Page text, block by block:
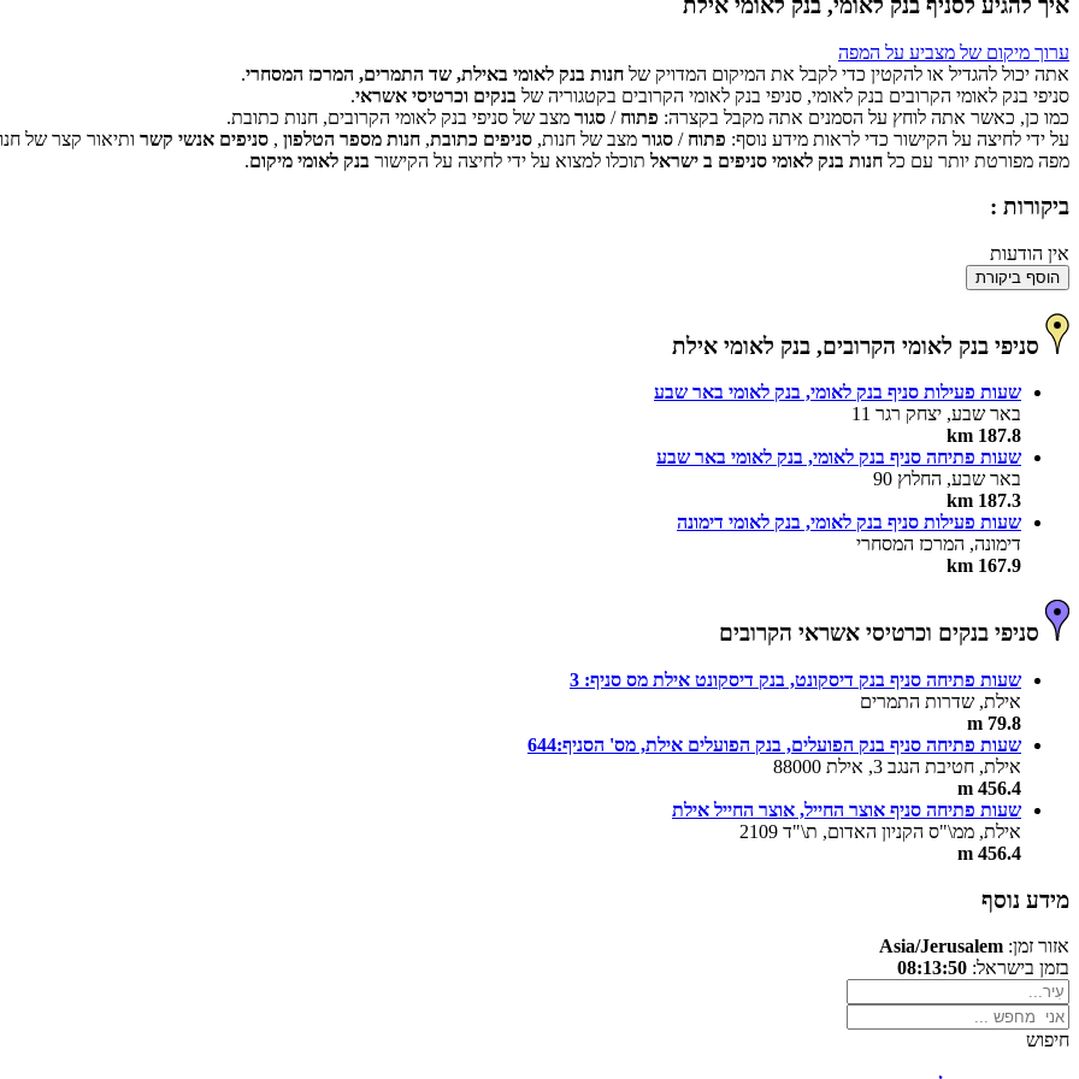
איך להגיע לסניף בנק לאומי, בנק לאומי אילת
‏דף זה לא יכול לטעון את מפות Google כראוי.
האם האתר הזה בבעלותך?
ערוך מיקום של מצביע על המפה
אתה יכול להגדיל או להקטין כדי לקבל את המיקום המדויק של חנות בנק לאומי באילת, שד התמרים, המרכז המסחרי.
סניפי בנק לאומי הקרובים בנק לאומי, סניפי בנק לאומי הקרובים בקטגוריה של בנקים וכרטיסי אשראי.
כמו כן, כאשר אתה לוחץ על הסמנים אתה מקבל בקצרה: פתוח / סגור מצב של סניפי בנק לאומי הקרובים, חנות כתובת.
על ידי לחיצה על הקישור כדי לראות מידע נוסף: פתוח / סגור מצב של חנות, סניפים כתובת, חנות מספר הטלפון , סניפים אנשי קשר ותיאור קצר של
מפה מפורטת יותר עם כל חנות בנק לאומי סניפים ב ישראל תוכלו למצוא על ידי לחיצה על הקישור בנק לאומי מיקום.
ביקורות :
אין הודעות
הוסף ביקורת
סניפי בנק לאומי הקרובים, בנק לאומי אילת
שעות פעילות סניף בנק לאומי, בנק לאומי באר שבע
באר שבע, יצחק רגר 11
187.8 km
שעות פתיחה סניף בנק לאומי, בנק לאומי באר שבע
באר שבע, החלוץ 90
187.3 km
שעות פעילות סניף בנק לאומי, בנק לאומי דימונה
דימונה, המרכז המסחרי
167.9 km
סניפי בנקים וכרטיסי אשראי הקרובים
שעות פתיחה סניף בנק דיסקונט, בנק דיסקונט אילת מס סניף: 3
אילת, שדרות התמרים
79.8 m
שעות פתיחה סניף בנק הפועלים, בנק הפועלים אילת, מס' הסניף:644
אילת, חטיבת הנגב 3, אילת 88000
456.4 m
שעות פתיחה סניף אוצר החייל, אוצר החייל אילת
אילת, ממ\"ס הקניון האדום, ת\"ד 2109
456.4 m
מידע נוסף
אזור זמן: Asia/Jerusalem
בזמן בישראל: 08:13:50
חיפוש